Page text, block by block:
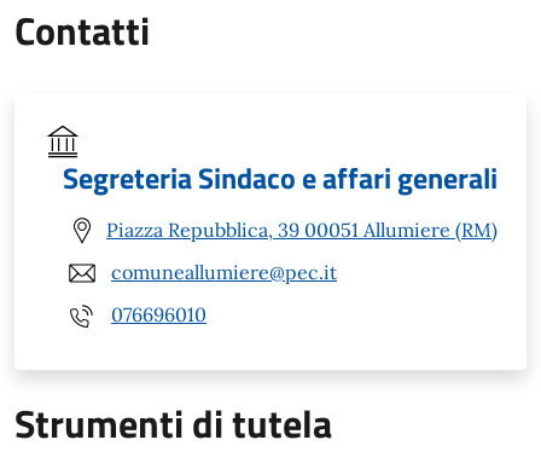
Contatti
Segreteria Sindaco e affari generali
Piazza Repubblica, 39 00051 Allumiere (RM)
comuneallumiere@pec.it
076696010
Strumenti di tutela